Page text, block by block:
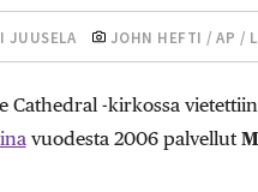
JUUSELA JOHN HEFTI / AP /
Cathedral -kirkossa
vuodesta 2006 palvellut